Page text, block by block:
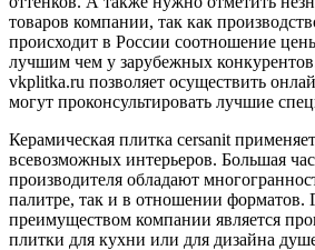
товаров компании, так как
происходит в России соотношение
лучшим чем у зарубежных
vkplitka.ru позволяет осуществить
могут проконсультировать лучшие
Керамическая плитка cersanit
всевозможных интерьеров. Большая
производителя обладают
палитре, так и в отношении форматов.
преимуществом компании является
плитки для кухни или для дизайна